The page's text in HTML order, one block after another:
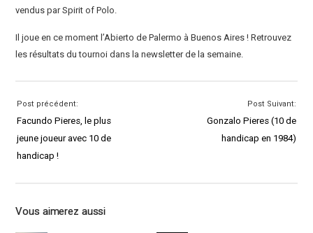
vendus par Spirit of Polo.
Il joue en ce moment l’Abierto de Palermo à Buenos Aires ! Retrouvez
les résultats du tournoi dans la newsletter de la semaine.
Post précédent:
Facundo Pieres, le plus
jeune joueur avec 10 de
handicap !
Post Suivant:
Gonzalo Pieres (10 de
handicap en 1984)
Vous aimerez aussi